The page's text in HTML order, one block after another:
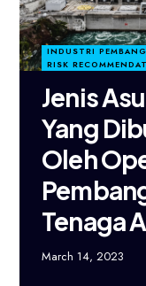
INDUSTRI
RISK
Jenis
Yang
Oleh
Tenaga
March 14, 2023